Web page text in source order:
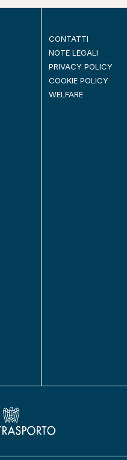
CONTATTI
NOTE LEGALI
PRIVACY POLICY
COOKIE POLICY
WELFARE